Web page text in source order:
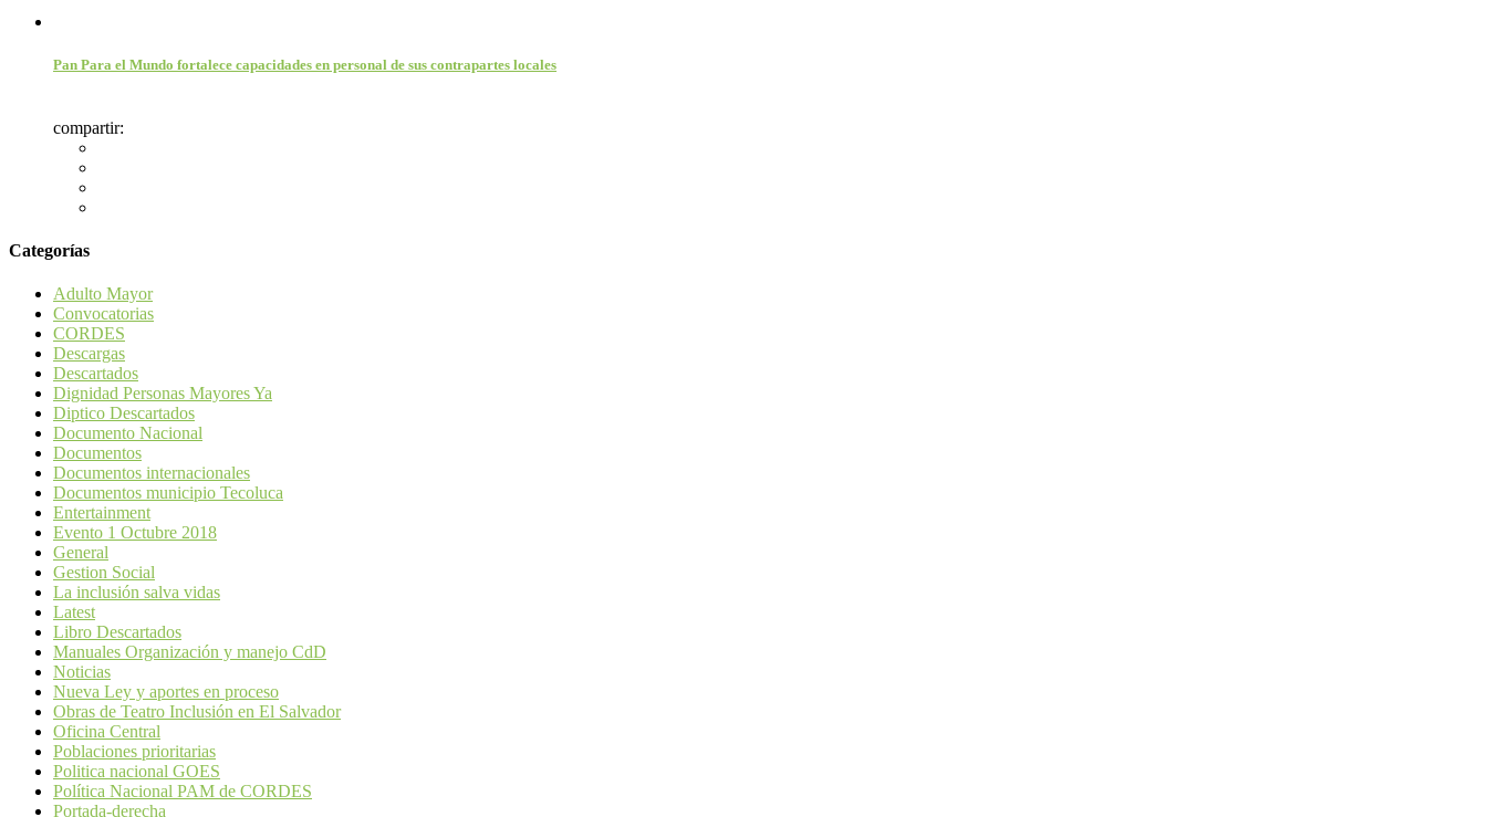
Pan Para el Mundo fortalece capacidades en personal de sus contrapartes locales
compartir:
Categorías
Adulto Mayor
Convocatorias
CORDES
Descargas
Descartados
Dignidad Personas Mayores Ya
Diptico Descartados
Documento Nacional
Documentos
Documentos internacionales
Documentos municipio Tecoluca
Entertainment
Evento 1 Octubre 2018
General
Gestion Social
La inclusión salva vidas
Latest
Libro Descartados
Manuales Organización y manejo CdD
Noticias
Nueva Ley y aportes en proceso
Obras de Teatro Inclusión en El Salvador
Oficina Central
Poblaciones prioritarias
Politica nacional GOES
Política Nacional PAM de CORDES
Portada-derecha